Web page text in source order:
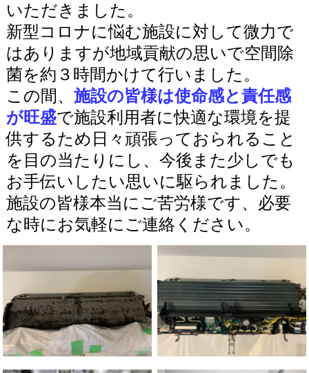
いただきました。
新型コロナに悩む施設に対して微力で
はありますが地域貢献の思いで空間除
菌を約３時間かけて行いました。
この間、 施設の皆様は使命感と責任感
が旺盛で施設利用者に快適な環境を提
供するため日々頑張っておられること
を目の当たりにし、今後また少しでも
お手伝いしたい思いに駆られました。
施設の皆様本当にご苦労様です、必要
な時にお気軽にご連絡ください。